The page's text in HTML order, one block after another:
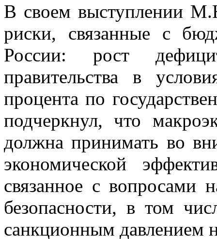
В своем выступлении
риски, связанные с
России: рост
правительства в
процента по
подчеркнул, что
должна принимать во
экономической
связанное с вопросами
безопасности, в том
санкционным давлением